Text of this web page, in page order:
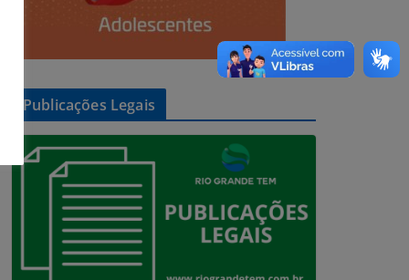
Publicações Legais